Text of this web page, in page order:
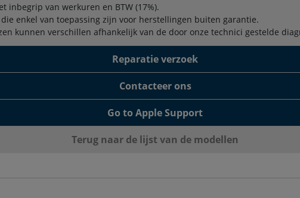
inbegrip van werkuren en BTW (17%).
enkel van toepassing zijn voor herstellingen buiten garantie.
kunnen verschillen afhankelijk van de door onze technici gestelde
Reparatie verzoek
Contacteer ons
Go to Apple Support
Terug naar de lijst van de modellen